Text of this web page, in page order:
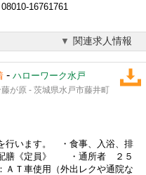
16761761
関連求人情報
- ハローワーク水戸
が原 - 茨城県水戸市藤井町
行います。 ・食事、入浴、排
膳《定員》 ・通所者 ２５
ＡＴ車使用（外出レクや通院な